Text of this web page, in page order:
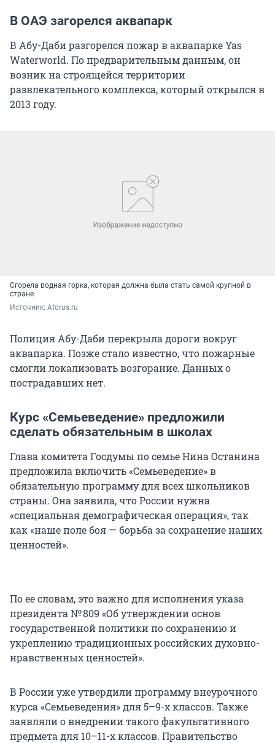
В ОАЭ загорелся аквапарк
В Абу-Даби разгорелся пожар в аквапарке Yas
Waterworld. По предварительным данным, он
возник на строящейся территории
развлекательного комплекса, который открылся в
2013 году.
Сгорела водная горка, которая должна была стать самой крупной в
стране
Источник: Atorus.ru
Полиция Абу-Даби перекрыла дороги вокруг
аквапарка. Позже стало известно, что пожарные
смогли локализовать возгорание. Данных о
пострадавших нет.
Курс «Семьеведение» предложили
сделать обязательным в школах
Глава комитета Госдумы по семье Нина Останина
предложила включить «Семьеведение» в
обязательную программу для всех школьников
страны. Она заявила, что России нужна
«специальная демографическая операция», так
как «наше поле боя — борьба за сохранение наших
ценностей».
По ее словам, это важно для исполнения указа
президента № 809 «Об утверждении основ
государственной политики по сохранению и
укреплению традиционных российских духовно-
нравственных ценностей».
В России уже утвердили программу внеурочного
курса «Семьеведения» для 5–9-х классов. Также
заявляли о внедрении такого факультативного
предмета для 10–11-х классов. Правительство